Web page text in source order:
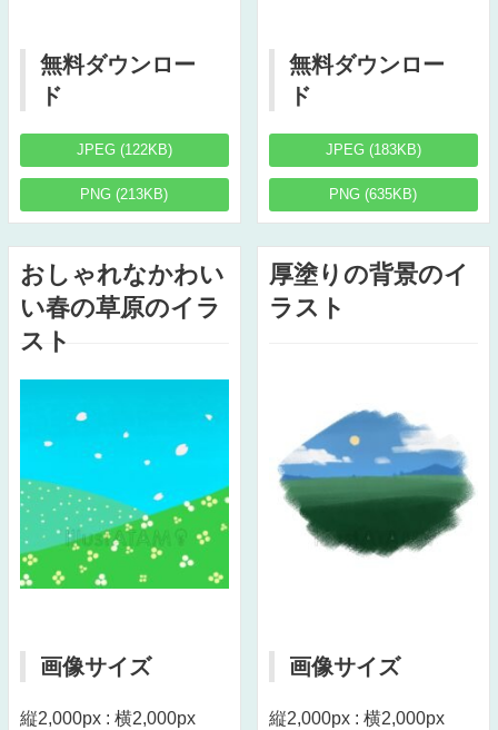
無料ダウンロー
ド
JPEG (122KB)
PNG (213KB)
無料ダウンロー
ド
JPEG (183KB)
PNG (635KB)
おしゃれなかわい
い春の草原のイラ
スト
画像サイズ
縦2,000px : 横2,000px
厚塗りの背景のイ
ラスト
画像サイズ
縦2,000px : 横2,000px